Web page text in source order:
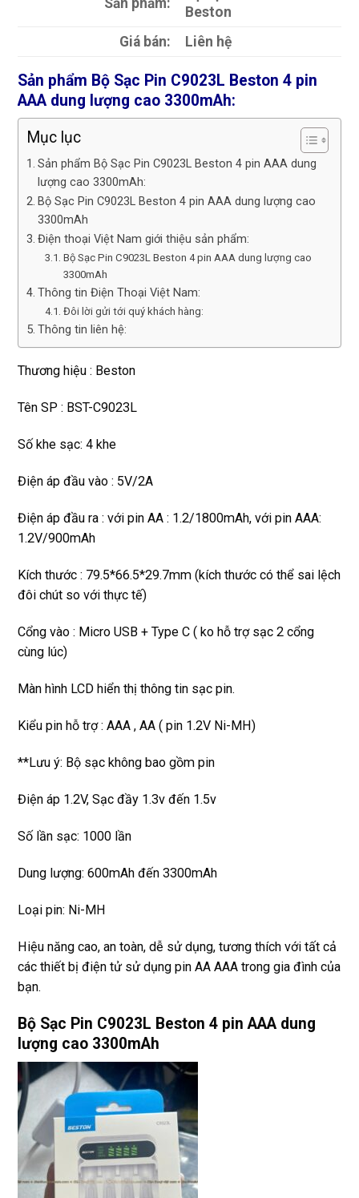
Sản phẩm:
Beston
Giá bán:
Liên hệ
Sản phẩm Bộ Sạc Pin C9023L Beston 4 pin
AAA dung lượng cao 3300mAh:
Mục lục
Sản phẩm Bộ Sạc Pin C9023L Beston 4 pin AAA dung
lượng cao 3300mAh:
Bộ Sạc Pin C9023L Beston 4 pin AAA dung lượng cao
3300mAh
Điện thoại Việt Nam giới thiệu sản phẩm:
Bộ Sạc Pin C9023L Beston 4 pin AAA dung lượng cao
3300mAh
Thông tin Điện Thoại Việt Nam:
Đôi lời gửi tới quý khách hàng:
Thông tin liên hệ:
Thương hiệu : Beston
Tên SP : BST-C9023L
Số khe sạc: 4 khe
Điện áp đầu vào : 5V/2A
Điện áp đầu ra : với pin AA : 1.2/1800mAh, với pin AAA:
1.2V/900mAh
Kích thước : 79.5*66.5*29.7mm (kích thước có thể sai lệch
đôi chút so với thực tế)
Cổng vào : Micro USB + Type C ( ko hỗ trợ sạc 2 cổng
cùng lúc)
Màn hình LCD hiển thị thông tin sạc pin.
Kiểu pin hỗ trợ : AAA , AA ( pin 1.2V Ni-MH)
**Lưu ý: Bộ sạc không bao gồm pin
Điện áp 1.2V, Sạc đầy 1.3v đến 1.5v
Số lần sạc: 1000 lần
Dung lượng: 600mAh đến 3300mAh
Loại pin: Ni-MH
Hiệu năng cao, an toàn, dễ sử dụng, tương thích với tất cả
các thiết bị điện tử sử dụng pin AA AAA trong gia đình của
bạn.
Bộ Sạc Pin C9023L Beston 4 pin AAA dung
lượng cao 3300mAh